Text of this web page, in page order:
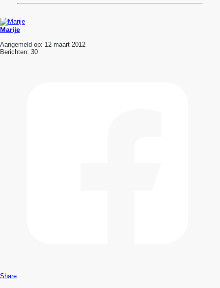
Marije
Aangemeld op: 12 maart 2012
Berichten: 30
Share